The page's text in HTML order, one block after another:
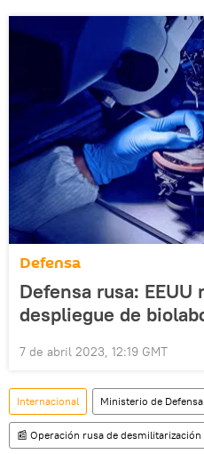
Defensa
Defensa rusa: EEUU
despliegue de
7 de abril 2023, 12:19 GMT
Internacional Ministerio de
📰 Operación rusa de